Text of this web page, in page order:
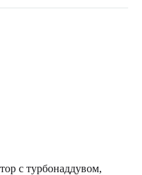
с турбонаддувом,